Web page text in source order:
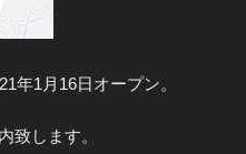
年1月16日オープン。
致します。